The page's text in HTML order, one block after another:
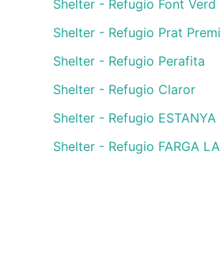
Shelter - Refugio Font Verd
Shelter - Refugio Prat
Shelter - Refugio Perafita
Shelter - Refugio Claror
Shelter - Refugio ESTANYA
Shelter - Refugio FARGA LA